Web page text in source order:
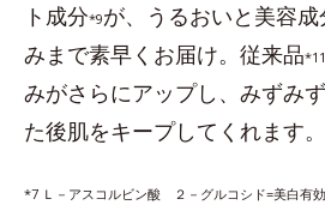
ト成分*9が、うるおいと美容成
みまで素早くお届け。従来品*11
みがさらにアップし、みずみ
た後肌をキープしてくれます。
*7 Ｌ－アスコルビン酸 ２－グルコシド=美白有